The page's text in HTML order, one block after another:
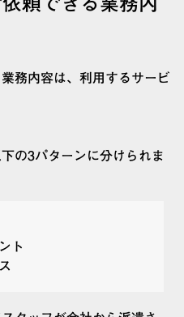
務内容は、利用するサービ
の3パターンに分けられま
ト